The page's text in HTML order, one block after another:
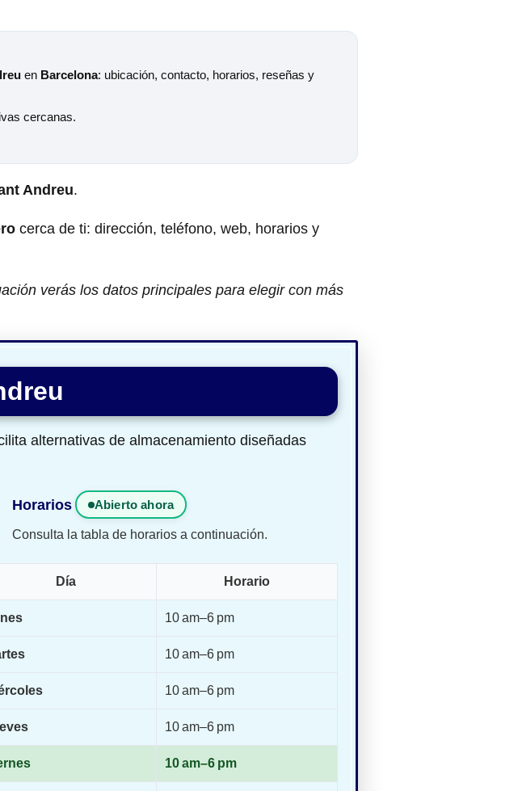
en Barcelona: ubicación, contacto, horarios, reseñas y
cercanas.
Andreu.
cerca de ti: dirección, teléfono, web, horarios y
verás los datos principales para elegir con más
alternativas de almacenamiento diseñadas
Horarios Abierto ahora
Consulta la tabla de horarios a continuación.
Día Horario
10 am–6 pm
10 am–6 pm
10 am–6 pm
10 am–6 pm
10 am–6 pm